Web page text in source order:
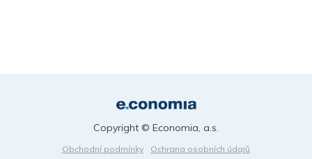
Obchodní podmínky
Ochrana osobních údajů
Copyright © Economia, a.s.